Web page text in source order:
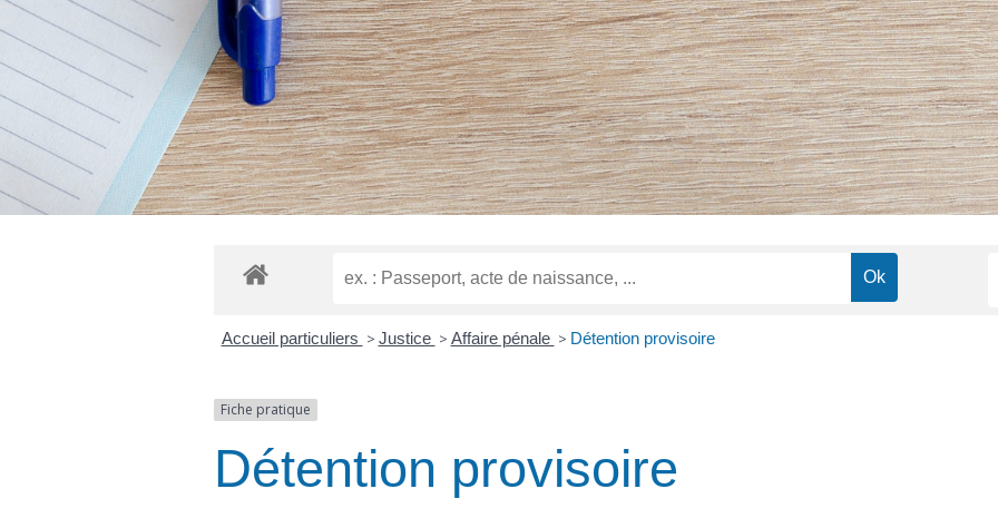
Accueil particuliers > Justice > Affaire pénale > Détention provisoire
Fiche pratique
Détention provisoire